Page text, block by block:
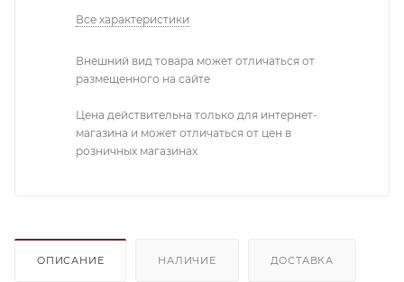
Все характеристики
Внешний вид товара может отличаться от
размещенного на сайте
Цена действительна только для интернет-
магазина и может отличаться от цен в
розничных магазинах
ОПИСАНИЕ НАЛИЧИЕ ДОСТАВКА